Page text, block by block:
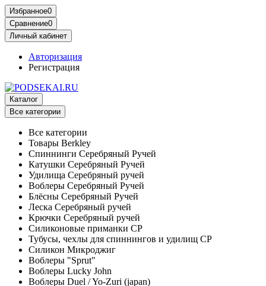
Избранное0
Сравнение0
Личный кабинет
Авторизация
Регистрация
Каталог
Все категории
Все категории
Товары Berkley
Спиннинги Серебряный Ручей
Катушки Серебряный Ручей
Удилища Серебряный ручей
Воблеры Серебряный Ручей
Блёсны Серебряный Ручей
Леска Серебряный ручей
Крючки Серебряный ручей
Силиконовые приманки СР
Тубусы, чехлы для спиннингов и удилищ СР
Силикон Микроджиг
Воблеры "Sprut"
Воблеры Lucky John
Воблеры Duel / Yo-Zuri (japan)